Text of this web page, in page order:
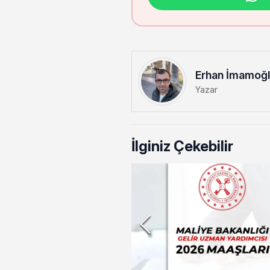
Erhan
Yazar
İlginiz Çekebilir